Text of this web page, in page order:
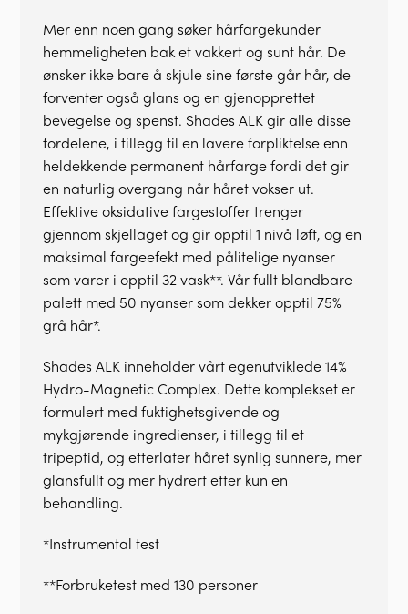
Mer enn noen gang søker hårfargekunder
hemmeligheten bak et vakkert og sunt hår. De
ønsker ikke bare å skjule sine første går hår, de
forventer også glans og en gjenopprettet
bevegelse og spenst. Shades ALK gir alle disse
fordelene, i tillegg til en lavere forpliktelse enn
heldekkende permanent hårfarge fordi det gir
en naturlig overgang når håret vokser ut.
Effektive oksidative fargestoffer trenger
gjennom skjellaget og gir opptil 1 nivå løft, og en
maksimal fargeefekt med pålitelige nyanser
som varer i opptil 32 vask**. Vår fullt blandbare
palett med 50 nyanser som dekker opptil 75%
grå hår*.
Shades ALK inneholder vårt egenutviklede 14%
Hydro-Magnetic Complex. Dette komplekset er
formulert med fuktighetsgivende og
mykgjørende ingredienser, i tillegg til et
tripeptid, og etterlater håret synlig sunnere, mer
glansfullt og mer hydrert etter kun en
behandling.
*Instrumental test
**Forbruketest med 130 personer